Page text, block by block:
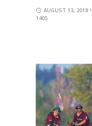
AUGUST 13, 2018 •
1405